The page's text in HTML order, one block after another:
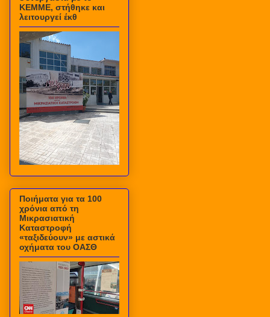
ΚΕΜΜΕ, στήθηκε και
λειτουργεί έκθ
Ποιήματα για τα 100
χρόνια από τη
Μικρασιατική
Καταστροφή
«ταξιδεύουν» με αστικά
οχήματα του ΟΑΣΘ